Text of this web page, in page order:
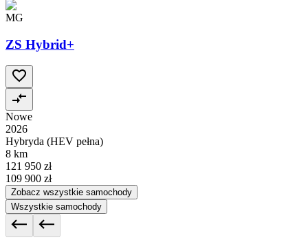
MG
ZS Hybrid+
Nowe
2026
Hybryda (HEV pełna)
8 km
121 950 zł
109 900 zł
Zobacz wszystkie samochody
Wszystkie samochody